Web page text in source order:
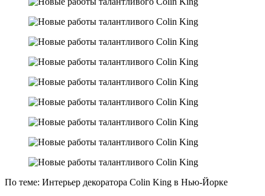
По теме: Интерьер декоратора Colin King в Нью-Йорке